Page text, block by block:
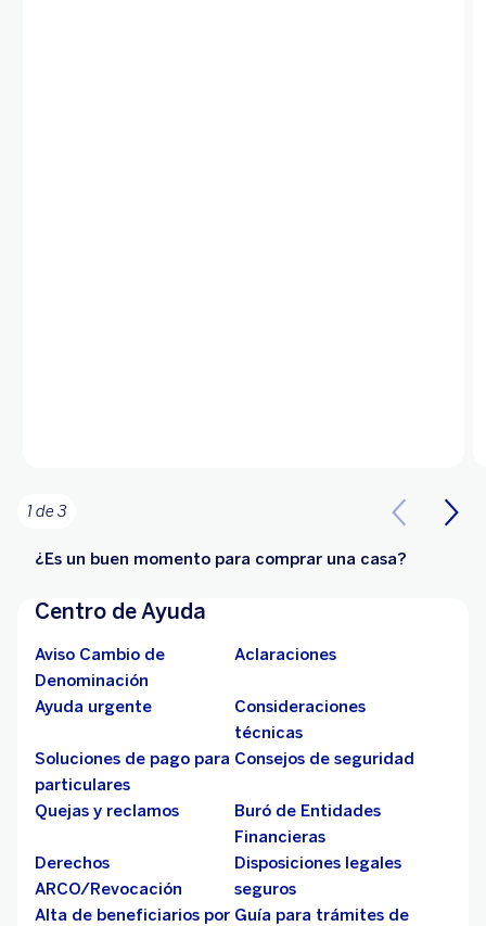
1 de 3
¿Es un buen momento para comprar una casa?
Centro de Ayuda
Aviso Cambio de
Denominación
Aclaraciones
Ayuda urgente
Consideraciones
técnicas
Soluciones de pago para
particulares
Consejos de seguridad
Quejas y reclamos
Buró de Entidades
Financieras
Derechos
ARCO/Revocación
Disposiciones legales
seguros
Alta de beneficiarios por Guía para trámites de